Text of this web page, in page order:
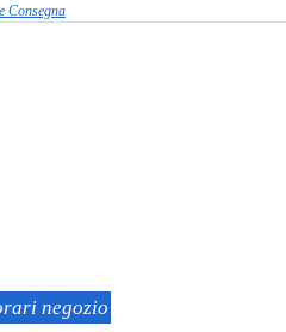
Consegna
negozio